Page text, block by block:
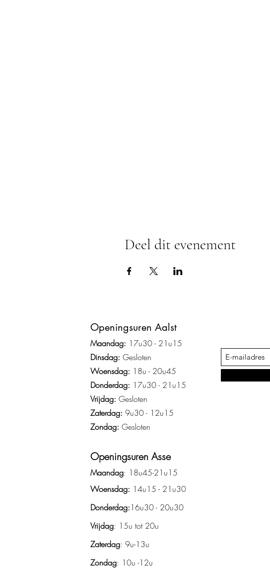
Deel dit evenement
Openingsuren Aalst
Maandag: 17u30 - 21 u15
Dinsdag: Gesloten
Woensdag: 18u - 20u45
Donderdag: 17u30 - 21u15
Vrijdag: Gesloten
Zaterdag: 9u30 - 12u15
Zondag: Gesloten
Openingsuren Asse
Maandag: 18u45-21u15
Woensdag: 14u15 - 21u30
Donderdag:16u30 - 20u30
Vrijdag: 15u tot 20u
Zaterdag: 9u-13u
Zondag: 10u -12u